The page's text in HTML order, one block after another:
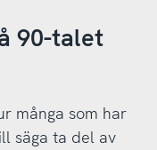
90-talet
många som har
säga ta del av